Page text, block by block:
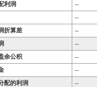
利润
--
--
折算差
--
--
余公积
--
--
配的利润
--